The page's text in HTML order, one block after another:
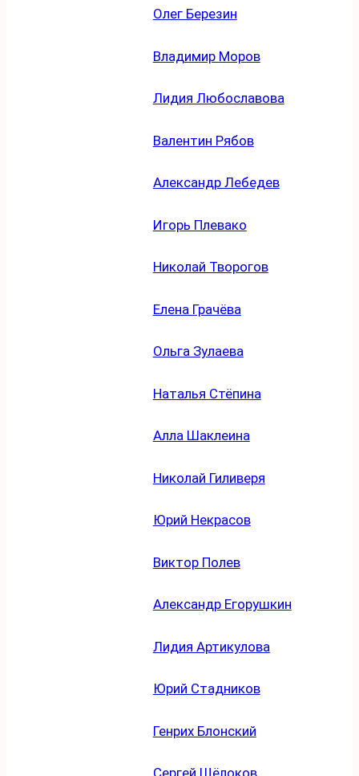
Олег Березин
Владимир Моров
Лидия Любославова
Валентин Рябов
Александр Лебедев
Игорь Плевако
Николай Творогов
Елена Грачёва
Ольга Зулаева
Наталья Стёпина
Алла Шаклеина
Николай Гиливеря
Юрий Некрасов
Виктор Полев
Александр Егорушкин
Лидия Артикулова
Юрий Стадников
Генрих Блонский